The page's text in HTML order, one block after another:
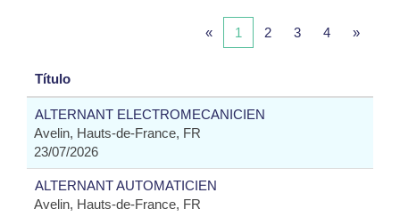
« 1 2 3 4 »
Título
ALTERNANT ELECTROMECANICIEN
Avelin, Hauts-de-France, FR
23/07/2026
ALTERNANT AUTOMATICIEN
Avelin, Hauts-de-France, FR